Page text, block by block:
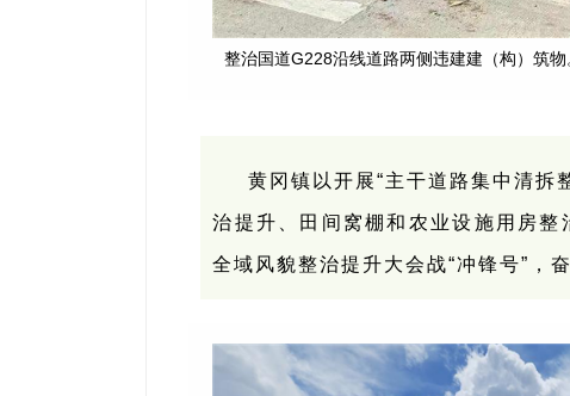
整治国道G228沿线道路两侧违建建（构）筑物
黄冈镇以开展“主干道路集中清拆
治提升、田间窝棚和农业设施用房整
全域风貌整治提升大会战“冲锋号”，